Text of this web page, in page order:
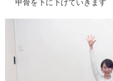
甲骨を下に下げていきます